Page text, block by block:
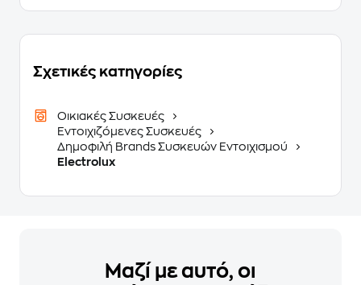
Σχετικές κατηγορίες
Οικιακές Συσκευές
Εντοιχιζόμενες Συσκευές
Δημοφιλή Brands Συσκευών Εντοιχισμού
Electrolux
Μαζί με αυτό, οι